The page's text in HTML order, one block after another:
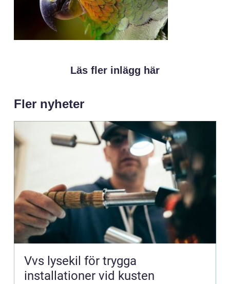
Läs fler inlägg här
Fler nyheter
Vvs lysekil för trygga
installationer vid kusten